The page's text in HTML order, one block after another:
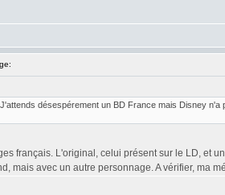
désespérement un BD France mais Disney
français. L'original, celui présent sur le LD, et
mais avec un autre personnage. A vérifier, ma